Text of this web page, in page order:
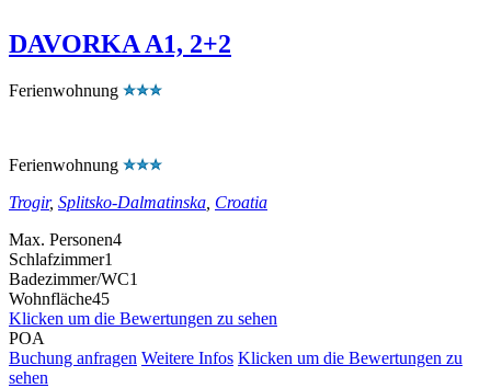
DAVORKA A1, 2+2
Ferienwohnung
Ferienwohnung
Trogir, Splitsko-Dalmatinska Croatia
Max. Personen4
Schlafzimmer1
Badezimmer/WC1
Wohnfläche45
Klicken um die Bewertungen zu sehen
POA
Buchung anfragen Weitere Infos Klicken um die Bewertungen zu
sehen